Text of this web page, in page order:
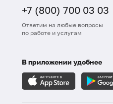
+7 (800) 700 03 03
Ответим на любые вопросы
по работе и услугам
В приложении удобнее